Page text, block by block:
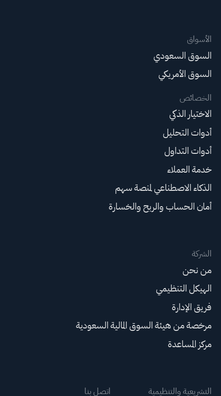
الأسواق
السوق السعودي
السوق الأمريكي
الخصائص
الاختيار الذكي
أدوات التحليل
أدوات التداول
خدمة العملاء
الذكاء الاصطناعي لمنصة سهم
أمان الحساب والربح والخسارة
الشركة
من نحن
الهيكل التنظيمي
فريق الإدارة
مرخصة من هيئة السوق المالية السعودية
مركز المساعدة
التشريعية والتنظيمية اتصل بنا